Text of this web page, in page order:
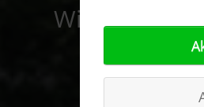
Wir freuen
/